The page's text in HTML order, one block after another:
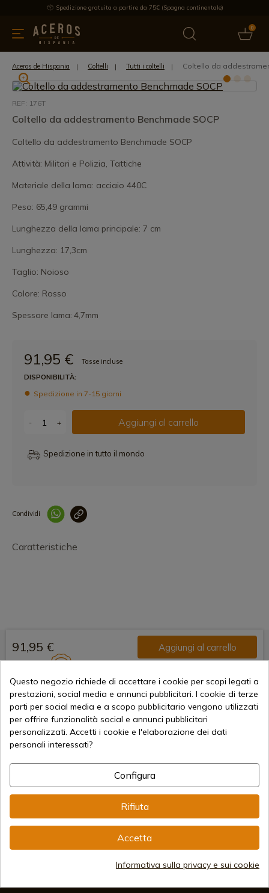
Spedizione gratuita a partire da 75€ (Spagna continentale)
0
cucina Offre Ultime notizie Venduti Marche
Aceros de Hispania Coltelli Tutti i coltelli Coltello da
REF: 176T
Coltello da addestramento Benchmade SOCP
Coltello da addestramento Benchmade SOCP
Attività: Militari e Polizia, Tattiche
Materiale della lama: acciaio 440C
Peso: 65,49 grammi
Lunghezza della lama principale: 7 cm
Lunghezza: 17,3cm
Taglio: Noioso
Colore: Rosso
Spessore lama: 4,7mm
91,95 €
Tasse incluse
DISPONIBILITÀ:
Spedizione in 7-15 giorni
- + Aggiungi al carrello
Spedizione in tutto il mondo
Condividi
Caratteristiche
91,95 € Aggiungi al carrello
Metodi di pagamento sicuri
Spedizioni Internazionali
Questo negozio richiede di accettare i cookie per scopi legati a
prestazioni, social media e annunci pubblicitari. I cookie di terze
parti per social media e a scopo pubblicitario vengono utilizzati
per offrire funzionalità social e annunci pubblicitari
personalizzati. Accetti i cookie e l'elaborazione dei dati
personali interessati?
Configura
Rifiuta
Accetta
Informativa sulla privacy e sui cookie